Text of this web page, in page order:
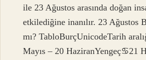
ile 23 Ağustos arasında doğan
etkilediğine inanılır. 23 Ağustos
mı? TabloBurçUnicodeTarih
Mayıs – 20 HaziranYengeç♋︎21